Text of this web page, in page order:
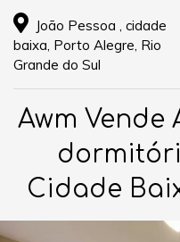
João Pessoa , cidade
baixa, Porto Alegre, Rio
Grande do Sul
Awm Vende
Cidade